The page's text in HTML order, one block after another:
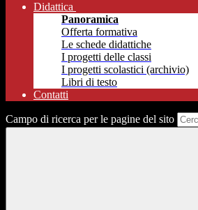
Didattica
Panoramica
Offerta formativa
Le schede didattiche
I progetti delle classi
I progetti scolastici (archivio)
Libri di testo
Contatti
Campo di ricerca per le pagine del sito